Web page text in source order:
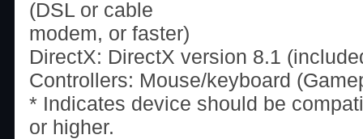
(DSL or cable
modem, or faster)
DirectX: DirectX version 8.1
Controllers: Mouse/keyboard
* Indicates device should be
or higher.